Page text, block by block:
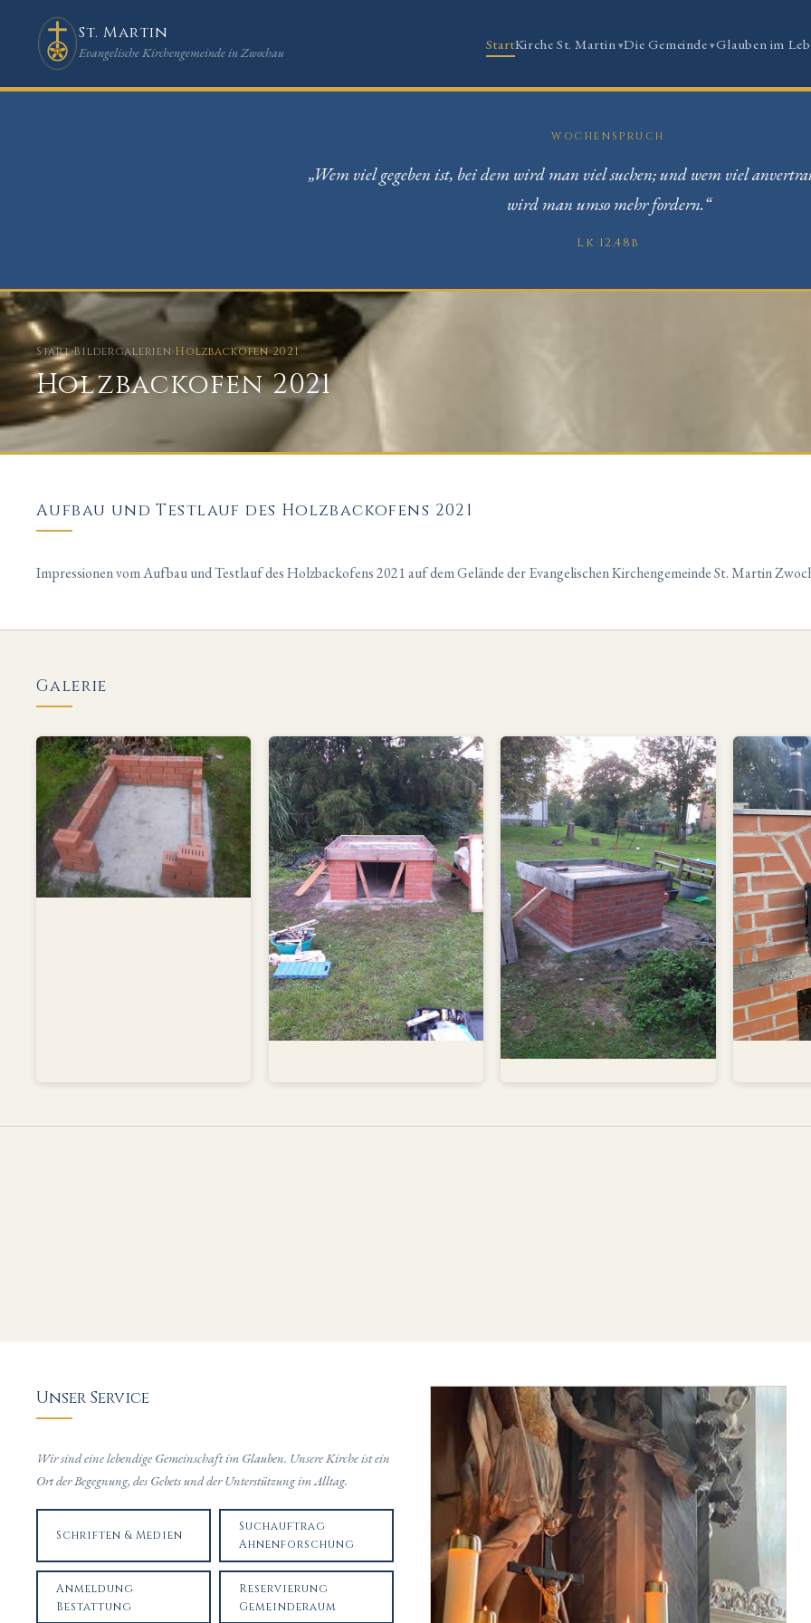
St. Martin
Evangelische Kirchengemeinde in Zwochau StartKirche St. Martin Die Gemeinde Glauben im
WOCHENSPRUCH
„Wem viel gegeben ist, bei dem wird man viel suchen; und wem viel
wird man umso mehr fordern.“
Lk 12,48b
Start›Bildergalerien›Holzbackofen 2021
Holzbackofen 2021
Aufbau und Testlauf des Holzbackofens 2021
Impressionen vom Aufbau und Testlauf des Holzbackofens 2021 auf dem Gelände der Evangelischen Kirchengemeinde St. Martin
Galerie
Unser Service
Wir sind eine lebendige Gemeinschaft im Glauben. Unsere Kirche ist ein
Ort der Begegnung, des Gebets und der Unterstützung im Alltag.
Schriften & Medien
Suchauftrag
Ahnenforschung
Anmeldung
Bestattung
Reservierung
Gemeinderaum